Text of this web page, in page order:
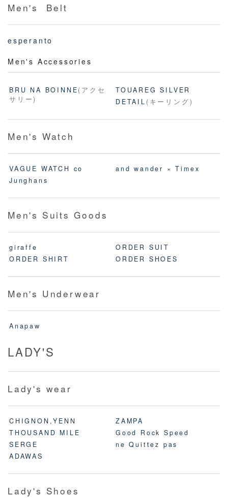
Men's Belt
esperanto
Men's Accessories
BRU NA BOINNE(アクセ
サリー)
TOUAREG SILVER
DETAIL (キーリング)
Men's Watch
VAGUE WATCH co
and wander × Timex
Junghans
Men's Suits Goods
giraffe
ORDER SUIT
ORDER SHIRT
ORDER SHOES
Men's Underwear
Anapaw
LADY'S
Lady's wear
CHIGNON,YENN
ZAMPA
THOUSAND MILE
Good Rock Speed
SERGE
ne Quittez pas
ADAWAS
Lady's Shoes